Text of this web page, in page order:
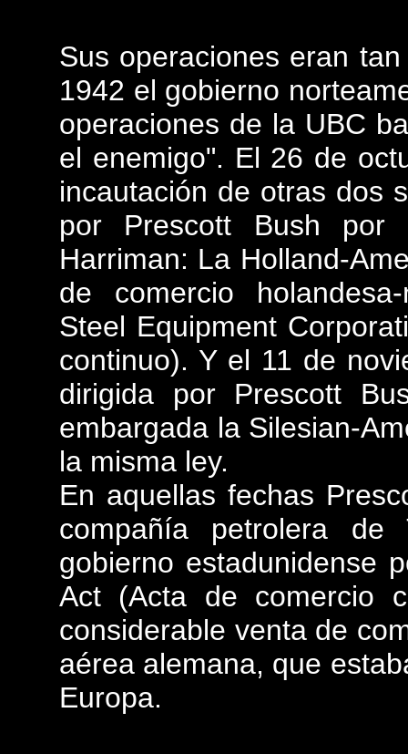
Sus operaciones eran
1942 el gobierno
operaciones de la UBC
el enemigo". El 26 de
incautación de otras dos
por Prescott Bush por
Harriman: La Holland-
de comercio
Steel Equipment
continuo). Y el 11 de
dirigida por Prescott
embargada la Silesian-
la misma ley.
En aquellas fechas
compañía petrolera
gobierno estadunidense
Act (Acta de comercio
considerable venta de
aérea alemana, que
Europa.